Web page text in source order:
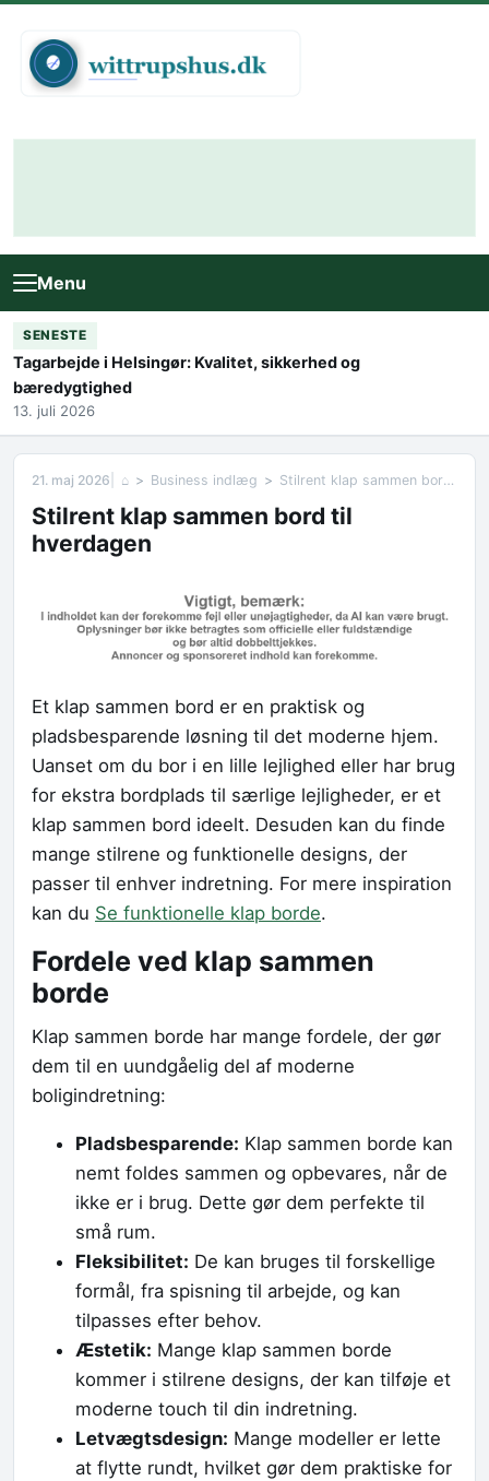
Menu
SENESTE
Tagarbejde i Helsingør: Kvalitet, sikkerhed og
bæredygtighed
13. juli 2026
21. maj 2026 ⌂ Business indlæg Stilrent klap sammen bord til hverdagen
Stilrent klap sammen bord til
hverdagen
Et klap sammen bord er en praktisk og
pladsbesparende løsning til det moderne hjem.
Uanset om du bor i en lille lejlighed eller har brug
for ekstra bordplads til særlige lejligheder, er et
klap sammen bord ideelt. Desuden kan du finde
mange stilrene og funktionelle designs, der
passer til enhver indretning. For mere inspiration
kan du Se funktionelle klap borde.
Fordele ved klap sammen
borde
Klap sammen borde har mange fordele, der gør
dem til en uundgåelig del af moderne
boligindretning:
Pladsbesparende: Klap sammen borde kan
nemt foldes sammen og opbevares, når de
ikke er i brug. Dette gør dem perfekte til
små rum.
Fleksibilitet: De kan bruges til forskellige
formål, fra spisning til arbejde, og kan
tilpasses efter behov.
Æstetik: Mange klap sammen borde
kommer i stilrene designs, der kan tilføje et
moderne touch til din indretning.
Letvægtsdesign: Mange modeller er lette
at flytte rundt, hvilket gør dem praktiske for